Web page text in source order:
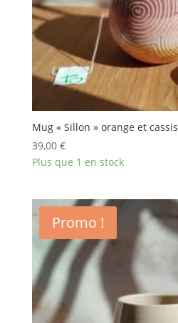
Mug « Sillon » orange et cassis
39,00 €
Plus que 1 en stock
Promo !